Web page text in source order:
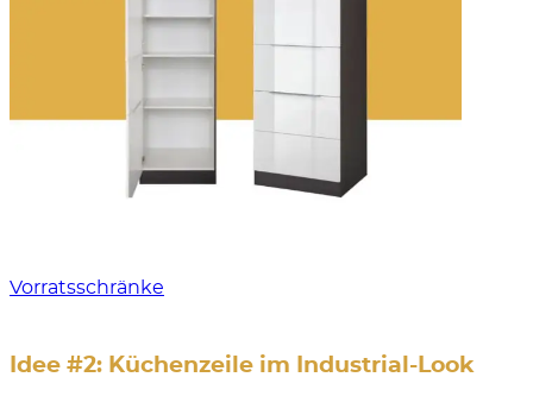
Vorratsschränke
Idee #2: Küchenzeile im Industrial-Look